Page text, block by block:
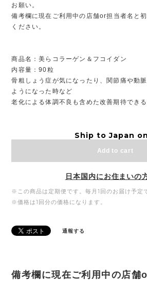
お願い。
備考欄に現在ご利用中の店舗or担当者名と
ください。
商品名：美らコラーゲン＆フコイダン
内容量：90粒
骨粗しょう症が気になったり、関節痛や動
ようになった時など
老化による体調不良も含めた改善期待でき
Ship to Japan
Add to cart
日本国内にお住まいの
※この商品は定期便です。毎月1回のお届け予定
※価格は1回分の価格になります。
通報する
備考欄に現在ご利用中の店舗